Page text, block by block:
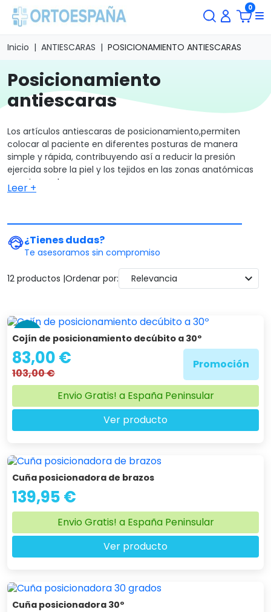
0
Inicio ANTIESCARAS POSICIONAMIENTO ANTIESCARAS
posicionamiento
antiescaras
Los artículos antiescaras de posicionamiento,permiten
colocar al paciente en diferentes posturas de manera
simple y rápida, contribuyendo así a reducir la presión
ejercida sobre la piel y los tejidos en las zonas anatómicas
con riesgo de escara.
Leer +
¿Tienes dudas?
Te asesoramos sin compromiso
12 productos |Ordenar por: Relevancia expand_more
-19 %
Cojín de posicionamiento decúbito a 30º
83,00 €
103,00 €
Promoción
Envio Gratis! a España Peninsular
Ver producto
Cuña posicionadora de brazos
139,95 €
Envio Gratis! a España Peninsular
Ver producto
Cuña posicionadora 30º